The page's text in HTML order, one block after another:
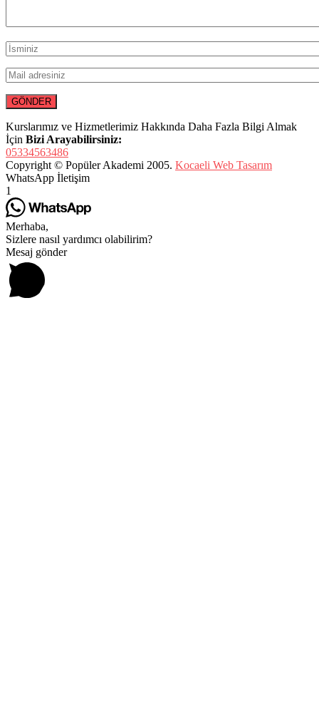
Kurslarımız ve Hizmetlerimiz Hakkında Daha Fazla Bilgi Almak
İçin Bizi Arayabilirsiniz:
05334563486
Copyright © Popüler Akademi 2005. Kocaeli Web Tasarım
WhatsApp İletişim
1
Merhaba,
Sizlere nasıl yardımcı olabilirim?
Mesaj gönder